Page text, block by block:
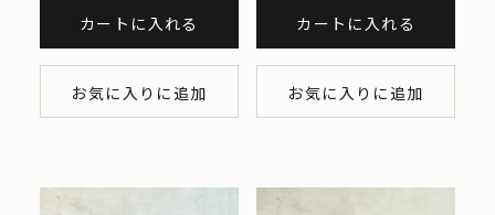
カートに入れる
お気に入りに追加
カートに入れる
お気に入りに追加